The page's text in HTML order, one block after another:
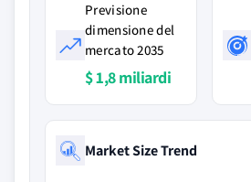
Previsione
dimensione del
mercato 2035
$ 1,8 miliardi
Market Size Trend